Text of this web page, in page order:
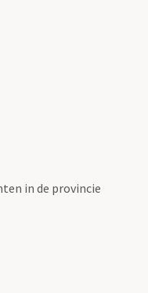
in de provincie